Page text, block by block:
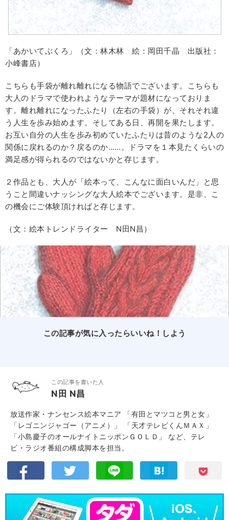
「あかいてぶくろ」（文：林木林 絵：岡田千晶 出版社：
小峰書店）
こちらも手袋が離れ離れになる物語でございます。こちらも
大人のドラマで使われようなテーマが題材になっておりま
す。離れ離れになったふたり（左右の手袋）が、それそれ違
う人生を歩み始めます。そしてある日、再開を果たします。
お互い自分の人生を歩み初めていたふたりは昔のような2人の
関係に戻れるのか？戻るのか……。ドラマを１本見たくらいの
満足感が得られるのではないかと存じます。
２作品とも、大人が「絵本って、こんなに面白いんだ」と思
うこと間違いナッシングな大人絵本でございます。是非、こ
の機会にご体験頂ければと存じます。
（文：絵本トレンドライター N田N昌）
この記事が気に入ったらいいね！しよう
この記事を書いた人
N田 N昌
放送作家・ナンセンス絵本マニア 「有田とマツコと男と女」
「レゴニンジャゴー（アニメ）」 「天才テレビくんＭＡＸ」
「小島慶子のオールナイトニッポンＧＯＬＤ」 など、テレ
ビ・ラジオ番組の構成脚本を担当。